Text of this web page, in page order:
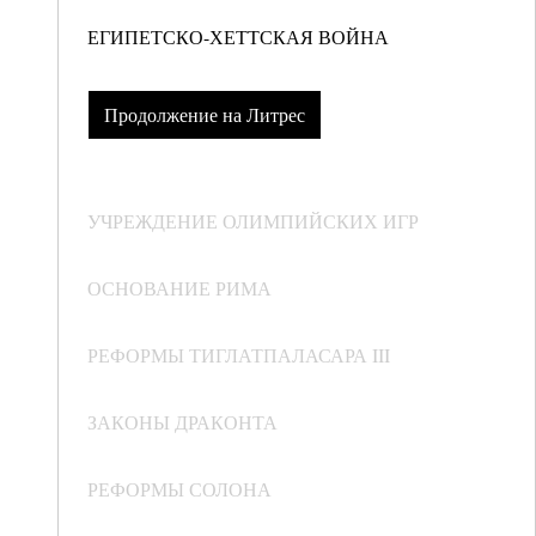
ЕГИПЕТСКО-ХЕТТСКАЯ ВОЙНА
Продолжение на Литрес
УЧРЕЖДЕНИЕ ОЛИМПИЙСКИХ ИГР
ОСНОВАНИЕ РИМА
РЕФОРМЫ ТИГЛАТПАЛАСАРА III
ЗАКОНЫ ДРАКОНТА
РЕФОРМЫ СОЛОНА